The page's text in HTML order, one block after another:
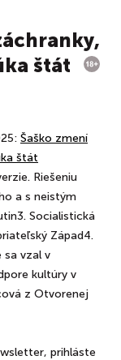
štát
Šaško zmení
štát
Riešeniu
a s neistým
Socialistická
Západ4.
sa vzal v
kultúry v
z Otvorenej
prihláste